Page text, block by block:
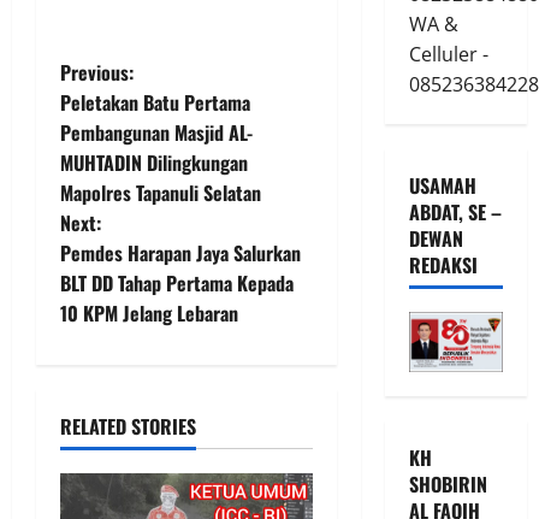
P
o
s
t
n
a
i
g
Previous:
Peletakan Batu Pertama
Pembangunan Masjid AL-
MUHTADIN Dilingkungan
Mapolres Tapanuli Selatan
Next:
Pemdes Harapan Jaya Salurkan
BLT DD Tahap Pertama Kepada
10 KPM Jelang Lebaran
RELATED STORIES
WA &
Celluler -
085236384228
USAMAH
ABDAT, SE –
DEWAN
REDAKSI
KH
SHOBIRIN
AL FAQIH